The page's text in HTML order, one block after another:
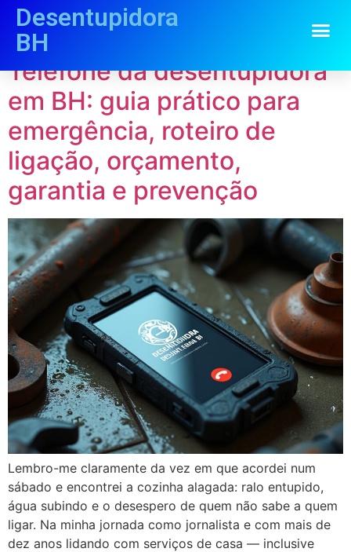
Desentupidora
BH
Categoria:
Telefone da desentupidora
em BH: guia prático para
emergência, roteiro de
ligação, orçamento,
garantia e prevenção
Lembro-me claramente da vez em que acordei num
sábado e encontrei a cozinha alagada: ralo entupido,
água subindo e o desespero de quem não sabe a quem
ligar. Na minha jornada como jornalista e com mais de
dez anos lidando com serviços de casa — inclusive